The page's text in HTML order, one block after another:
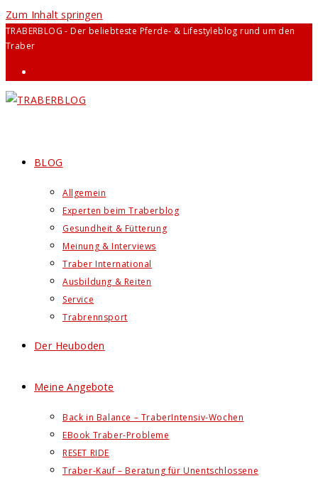
Zum Inhalt springen
TRABERBLOG - Der beliebteste Pferde- & Lifestyleblog rund um den
Traber
BLOG
Allgemein
Experten beim Traberblog
Gesundheit & Fütterung
Meinung & Interviews
Traber International
Ausbildung & Reiten
Service
Trabrennsport
Der Heuboden
Meine Angebote
Back in Balance – TraberIntensiv-Wochen
EBook Traber-Probleme
RESET RIDE
Traber-Kauf – Beratung für Unentschlossene